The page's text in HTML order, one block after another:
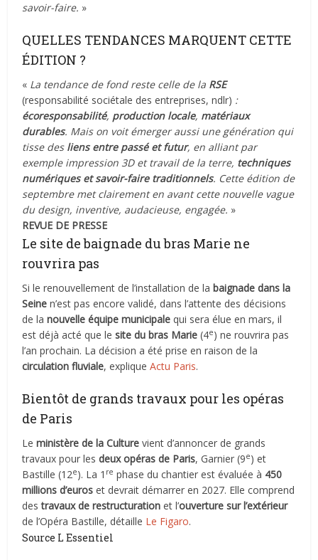
savoir-faire. »
QUELLES TENDANCES MARQUENT CETTE
ÉDITION ?
« La tendance de fond reste celle de la RSE
(responsabilité sociétale des entreprises, ndlr) :
écoresponsabilité, production locale, matériaux
durables. Mais on voit émerger aussi une génération qui
tisse des liens entre passé et futur, en alliant par
exemple impression 3D et travail de la terre, techniques
numériques et savoir-faire traditionnels. Cette édition de
septembre met clairement en avant cette nouvelle vague
du design, inventive, audacieuse, engagée. »
REVUE DE PRESSE
Le site de baignade du bras Marie ne
rouvrira pas
Si le renouvellement de l’installation de la baignade dans la
Seine n’est pas encore validé, dans l’attente des décisions
de lanouvelle équipe municipale qui sera élue en mars, il
est déjà acté que lesite du bras Marie (4e) ne rouvrira pas
l’an prochain. La décision a été prise en raison de la
circulation fluviale, expliqueActu Paris.
Bientôt de grands travaux pour les opéras
de Paris
Leministère de la Culture vient d’annoncer de grands
travaux pour lesdeux opéras de Paris, Garnier (9e) et
Bastille (12e). La 1 re phase du chantier est évaluée à 450
millions d’euros et devrait démarrer en 2027. Elle comprend
destravaux de restructurationet l’ouverture sur l’extérieur
de l’Opéra Bastille, détaille Le Figaro.
Source L Essentiel